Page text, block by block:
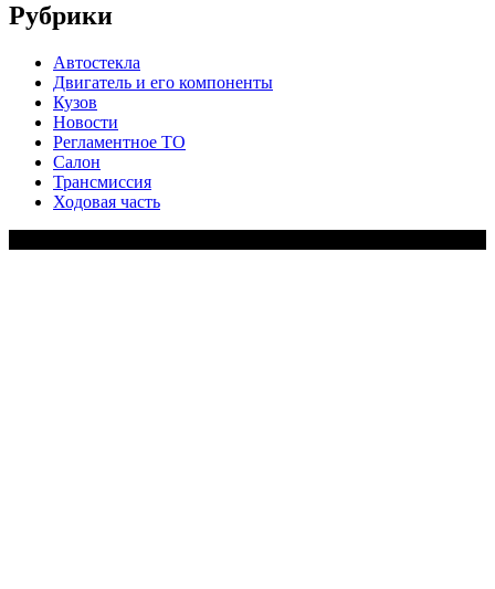
Рубрики
Автостекла
Двигатель и его компоненты
Кузов
Новости
Регламентное ТО
Салон
Трансмиссия
Ходовая часть